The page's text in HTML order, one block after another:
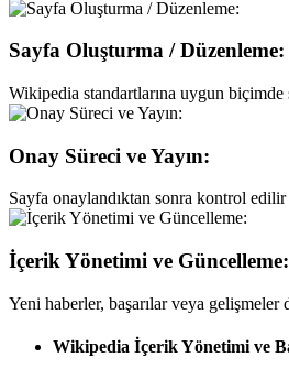
Sayfa Oluşturma / Düzenleme:
Wikipedia standartlarına uygun biçimde
Onay Süreci ve Yayın:
Sayfa onaylandıktan sonra kontrol
İçerik Yönetimi ve Güncelleme:
Yeni haberler, başarılar veya
Wikipedia İçerik Yönetimi ve